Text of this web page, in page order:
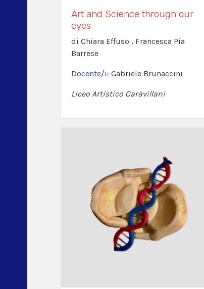
Art and Science through our
eyes
di Chiara Effuso , Francesca Pia
Barrese
Docente/i:Gabriele Brunaccini
Liceo Artistico Caravillani